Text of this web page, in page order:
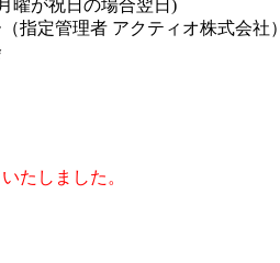
が祝日の場合翌日)
定管理者 アクティオ株式会社）
たしました。